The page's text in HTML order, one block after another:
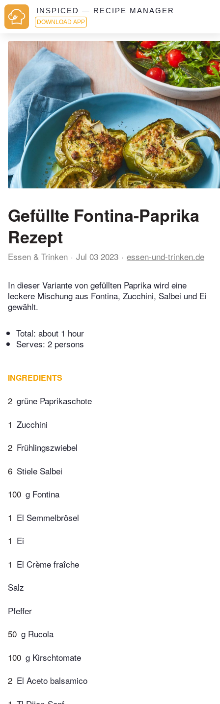
INSPICED — RECIPE MANAGER
DOWNLOAD APP
Gefüllte Fontina-Paprika
Rezept
Essen & Trinken Jul 03 2023 essen-und-trinken.de
In dieser Variante von gefüllten Paprika wird eine
leckere Mischung aus Fontina, Zucchini, Salbei und Ei
gewählt.
Total: about 1 hour
Serves: 2 persons
INGREDIENTS
2 grüne Paprikaschote
1 Zucchini
2 Frühlingszwiebel
6 Stiele Salbei
100 g Fontina
1 El Semmelbrösel
1 Ei
1 El Crème fraîche
Salz
Pfeffer
50 g Rucola
100 g Kirschtomate
2 El Aceto balsamico